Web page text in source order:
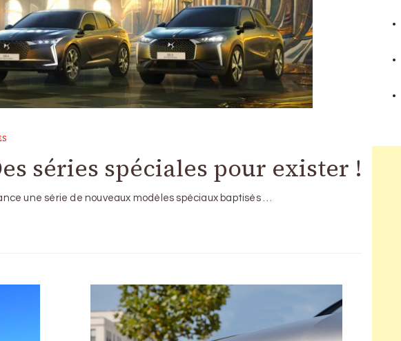
séries spéciales pour exister !
une série de nouveaux modèles spéciaux baptisés …